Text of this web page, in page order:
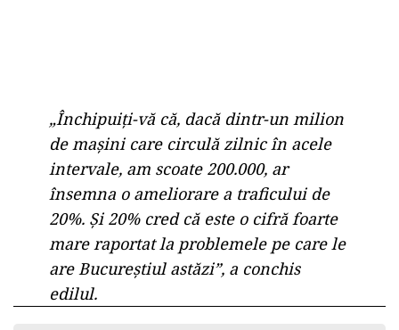
„Închipuiți-vă că, dacă dintr-un milion
de mașini care circulă zilnic în acele
intervale, am scoate 200.000, ar
însemna o ameliorare a traficului de
20%. Și 20% cred că este o cifră foarte
mare raportat la problemele pe care le
are Bucureștiul astăzi”, a conchis
edilul.